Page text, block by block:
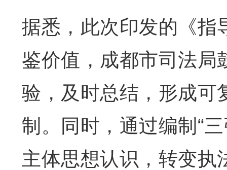
据悉，此次印发的《指
鉴价值，成都市司法局
验，及时总结，形成可
制。同时，通过编制“
主体思想认识，转变执